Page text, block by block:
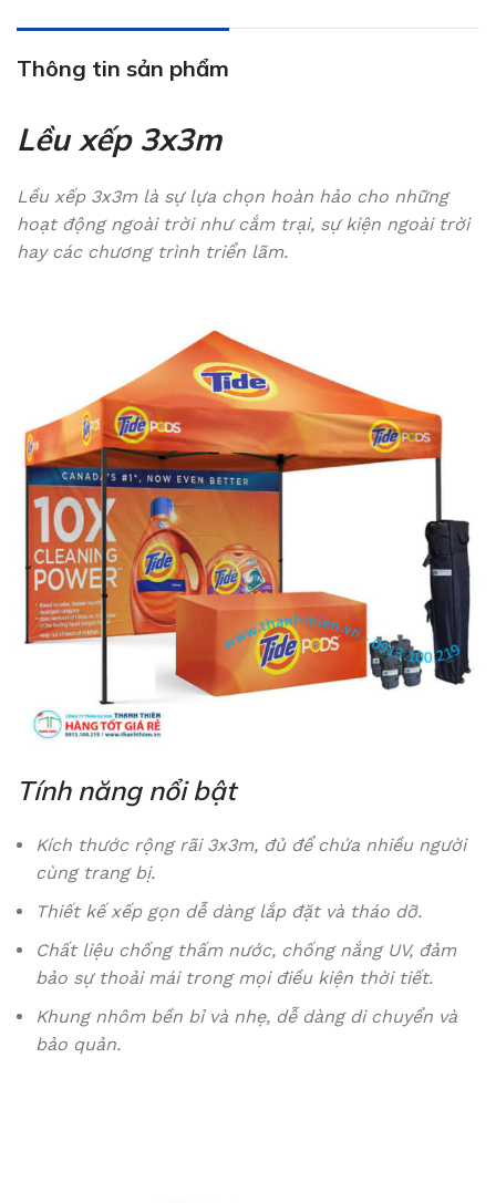
Thông tin sản phẩm
Lều xếp 3x3m
Lều xếp 3x3m là sự lựa chọn hoàn hảo cho những
hoạt động ngoài trời như cắm trại, sự kiện ngoài trời
hay các chương trình triển lãm.
Tính năng nổi bật
Kích thước rộng rãi 3x3m, đủ để chứa nhiều người
cùng trang bị.
Thiết kế xếp gọn dễ dàng lắp đặt và tháo dỡ.
Chất liệu chống thấm nước, chống nắng UV, đảm
bảo sự thoải mái trong mọi điều kiện thời tiết.
Khung nhôm bền bỉ và nhẹ, dễ dàng di chuyển và
bảo quản.